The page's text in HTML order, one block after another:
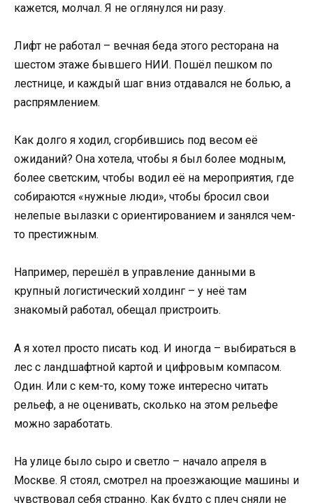
кажется, молчал. Я не оглянулся ни разу.
Лифт не работал – вечная беда этого ресторана на
шестом этаже бывшего НИИ. Пошёл пешком по
лестнице, и каждый шаг вниз отдавался не болью, а
распрямлением.
Как долго я ходил, сгорбившись под весом её
ожиданий? Она хотела, чтобы я был более модным,
более светским, чтобы водил её на мероприятия, где
собираются «нужные люди», чтобы бросил свои
нелепые вылазки с ориентированием и занялся чем-
то престижным.
Например, перешёл в управление данными в
крупный логистический холдинг – у неё там
знакомый работал, обещал пристроить.
А я хотел просто писать код. И иногда – выбираться в
лес с ландшафтной картой и цифровым компасом.
Один. Или с кем-то, кому тоже интересно читать
рельеф, а не оценивать, сколько на этом рельефе
можно заработать.
На улице было сыро и светло – начало апреля в
Москве. Я стоял, смотрел на проезжающие машины и
чувствовал себя странно. Как будто с плеч сняли не